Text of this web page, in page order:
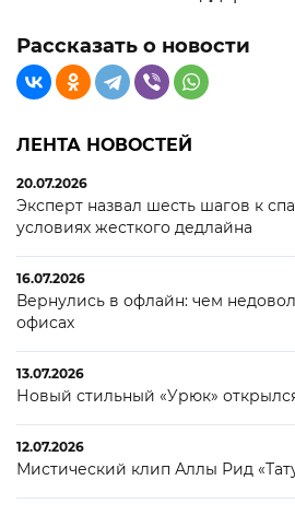
Рассказать о новости
ЛЕНТА НОВОСТЕЙ
20.07.2026
Эксперт назвал шесть шагов к
условиях жесткого дедлайна
16.07.2026
Вернулись в офлайн: чем
офисах
13.07.2026
Новый стильный «Урюк»
12.07.2026
Мистический клип Аллы Рид